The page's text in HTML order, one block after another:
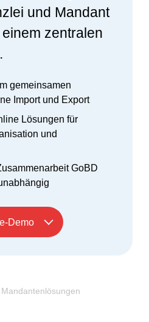
und Mandant
zentralen
gemeinsamen
Import und Export
Lösungen für
und
GoBD
Demo
Mandantenlösungen